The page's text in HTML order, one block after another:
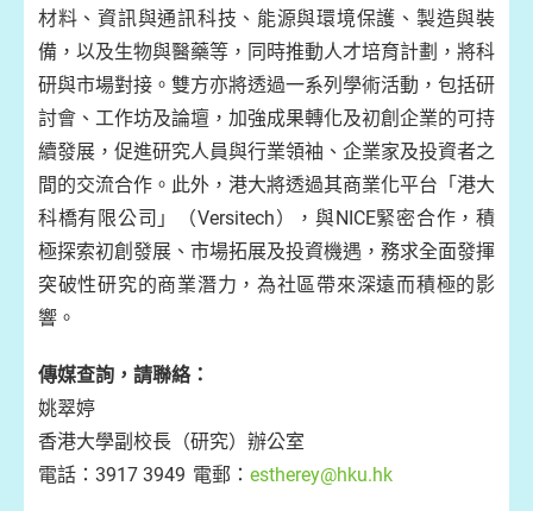
材料、資訊與通訊科技、能源與環境保護、製造與裝
備，以及生物與醫藥等，同時推動人才培育計劃，將科
研與市場對接。雙方亦將透過一系列學術活動，包括研
討會、工作坊及論壇，加強成果轉化及初創企業的可持
續發展，促進研究人員與行業領袖、企業家及投資者之
間的交流合作。此外，港大將透過其商業化平台「港大
科橋有限公司」（Versitech），與NICE緊密合作，積
極探索初創發展、市場拓展及投資機遇，務求全面發揮
突破性研究的商業潛力，為社區帶來深遠而積極的影
響。
傳媒查詢，請聯絡：
姚翠婷
香港大學副校長（研究）辦公室
電話：3917 3949 電郵： estherey@hku.hk